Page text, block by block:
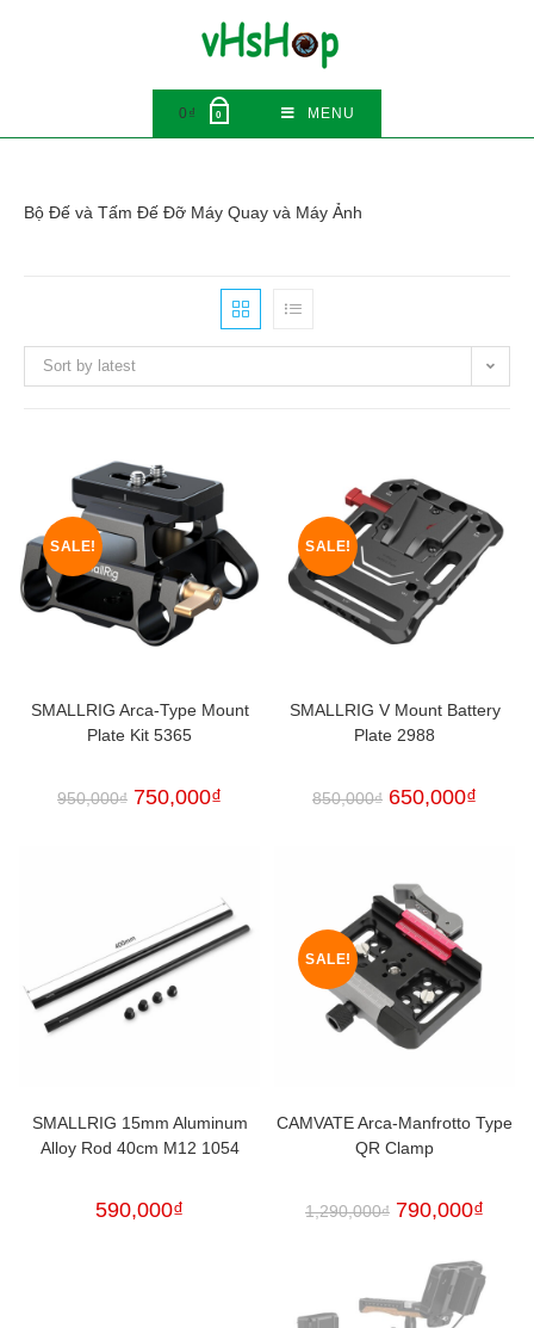
0 ₫ 0 MENU
Bộ Đế và Tấm Đế Đỡ Máy Quay và Máy Ảnh
Sort by latest
SALE!
SMALLRIG Arca-Type Mount
Plate Kit 5365
950,000₫ 750,000₫
SALE!
SMALLRIG V Mount Battery
Plate 2988
850,000₫ 650,000₫
SMALLRIG 15mm Aluminum
Alloy Rod 40cm M12 1054
590,000₫
SALE!
CAMVATE Arca-Manfrotto Type
QR Clamp
1,290,000₫ 790,000₫